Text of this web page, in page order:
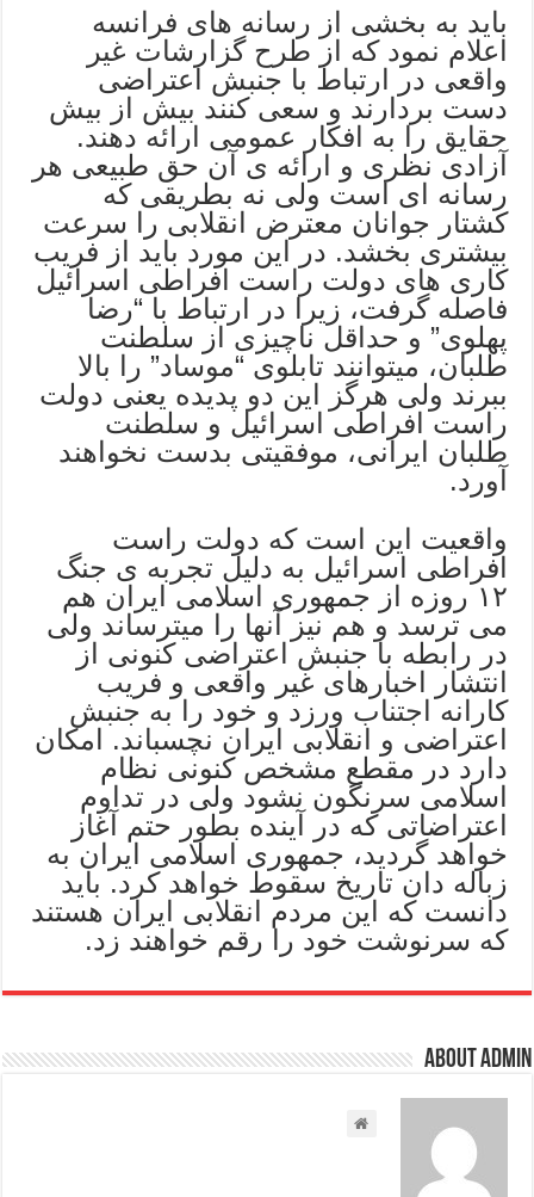
باید به بخشی از رسانه های فرانسه
اعلام نمود که از طرح گزارشات غیر
واقعی در ارتباط با جنبش اعتراضی
دست بردارند و سعی کنند بیش از بیش
حقایق را به افکار عمومی ارائه دهند.
آزادی نظری و ارائه ی آن حق طبیعی هر
رسانه ای است ولی نه بطریقی که
کشتار جوانان معترض انقلابی را سرعت
بیشتری بخشد. در این مورد باید از فریب
کاری های دولت راست افراطی اسرائیل
فاصله گرفت، زیرا در ارتباط با “رضا
پهلوی” و حداقل ناچیزی از سلطنت
طلبان، میتوانند تابلوی “موساد” را بالا
ببرند ولی هرگز این دو پدیده یعنی دولت
راست افراطی اسرائیل و سلطنت
طلبان ایرانی، موفقیتی بدست نخواهند
آورد.
واقعیت این است که دولت راست
افراطی اسرائیل به دلیل تجربه ی جنگ
۱۲ روزه از جمهوری اسلامی ایران هم
می ترسد و هم نیز آنها را میترساند ولی
در رابطه با جنبش اعتراضی کنونی از
انتشار اخبارهای غیر واقعی و فریب
کارانه اجتناب ورزد و خود را به جنبش
اعتراضی و انقلابی ایران نچسباند. امکان
دارد در مقطع مشخص کنونی نظام
اسلامی سرنگون نشود ولی در تداوم
اعتراضاتی که در آینده بطور حتم آغاز
خواهد گردید، جمهوری اسلامی ایران به
زباله دان تاریخ سقوط خواهد کرد. باید
دانست که این مردم انقلابی ایران هستند
که سرنوشت خود را رقم خواهند زد.
About admin